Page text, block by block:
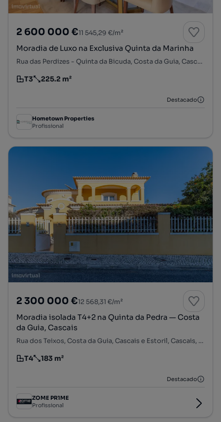
2 600 000 €11 545,29 €/m²
Moradia de Luxo na Exclusiva Quinta da Marinha
Rua das Perdizes - Quinta da Bicuda, Costa da Guia, Cascais e Estoril, Cascais, Lisboa
Tipologia
T3
Preço por metro quadrado
225.2 m²
Destacado
Hometown Properties
Profissional
2 300 000 €12 568,31 €/m²
Moradia isolada T4+2 na Quinta da Pedra — Costa
da Guia, Cascais
Rua dos Teixos, Costa da Guia, Cascais e Estoril, Cascais, Lisboa
Tipologia
T4
Preço por metro quadrado
183 m²
Destacado
ZOME PR1ME
Profissional